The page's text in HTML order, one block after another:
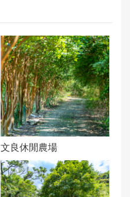
文良休閒農場